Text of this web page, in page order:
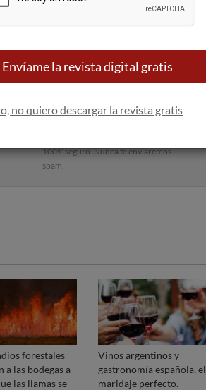
100% seguro. Nunca te enviaremos
spam.
forestales
a las bodegas a
las llamas se
Vinos argentinos y
gastronomía española, el
maridaje perfecto.
Envíame la revista digital gratis
no quiero descargar la revista gratis